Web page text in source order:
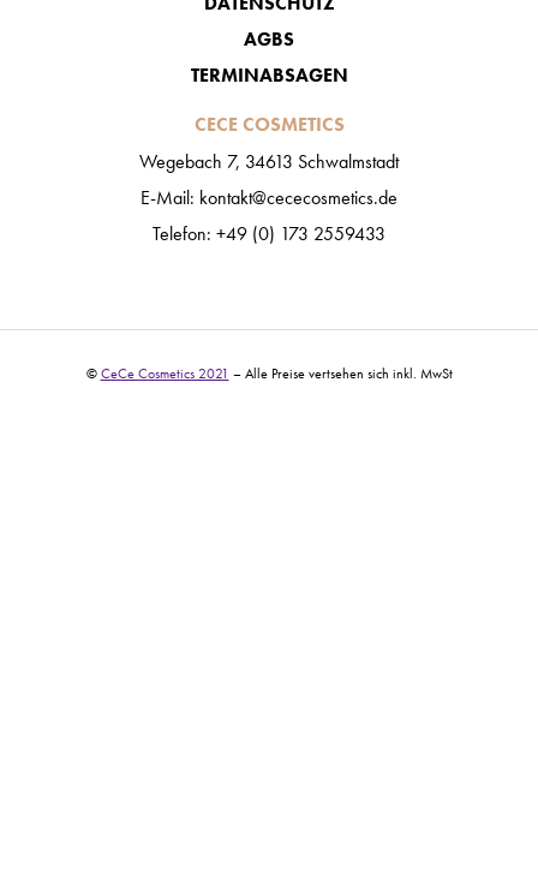
AGBS
TERMINABSAGEN
CECE COSMETICS
Wegebach 7, 34613 Schwalmstadt
E-Mail: kontakt@cececosmetics.de
Telefon: +49 (0) 173 2559433
©CeCe Cosmetics 2021 – Alle Preise vertsehen sich inkl. MwSt​